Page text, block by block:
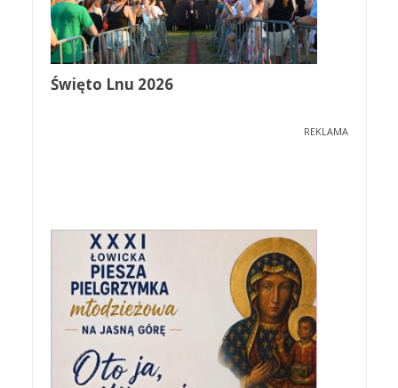
Święto Lnu 2026
REKLAMA